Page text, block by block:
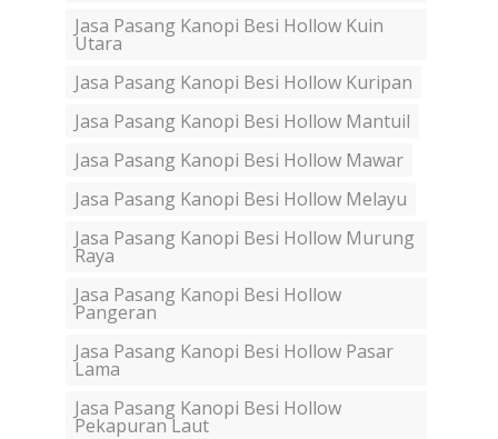
Jasa Pasang Kanopi Besi Hollow Kuin
Utara
Jasa Pasang Kanopi Besi Hollow Kuripan
Jasa Pasang Kanopi Besi Hollow Mantuil
Jasa Pasang Kanopi Besi Hollow Mawar
Jasa Pasang Kanopi Besi Hollow Melayu
Jasa Pasang Kanopi Besi Hollow Murung
Raya
Jasa Pasang Kanopi Besi Hollow
Pangeran
Jasa Pasang Kanopi Besi Hollow Pasar
Lama
Jasa Pasang Kanopi Besi Hollow
Pekapuran Laut